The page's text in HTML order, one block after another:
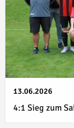
13.06.2026
4:1 Sieg zum